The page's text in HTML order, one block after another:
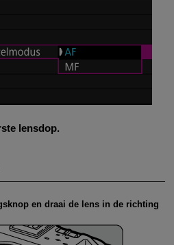
lensdop.
en draai de lens in de richting